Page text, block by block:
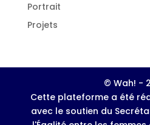
Portrait
Projets
© Wah! -
Cette plateforme a été
avec le soutien du